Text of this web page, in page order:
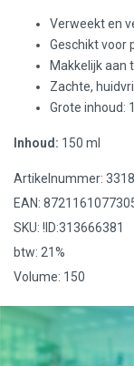
Verweekt en
Geschikt voor
Makkelijk aan
Zachte,
Grote inhoud:
Inhoud: 150 ml
Artikelnummer:
EAN:
SKU: !ID:313666381
btw: 21%
Volume: 150